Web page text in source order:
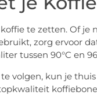
te zetten. Of je
zorg ervoor
tussen 90°C en
volgen, kun je